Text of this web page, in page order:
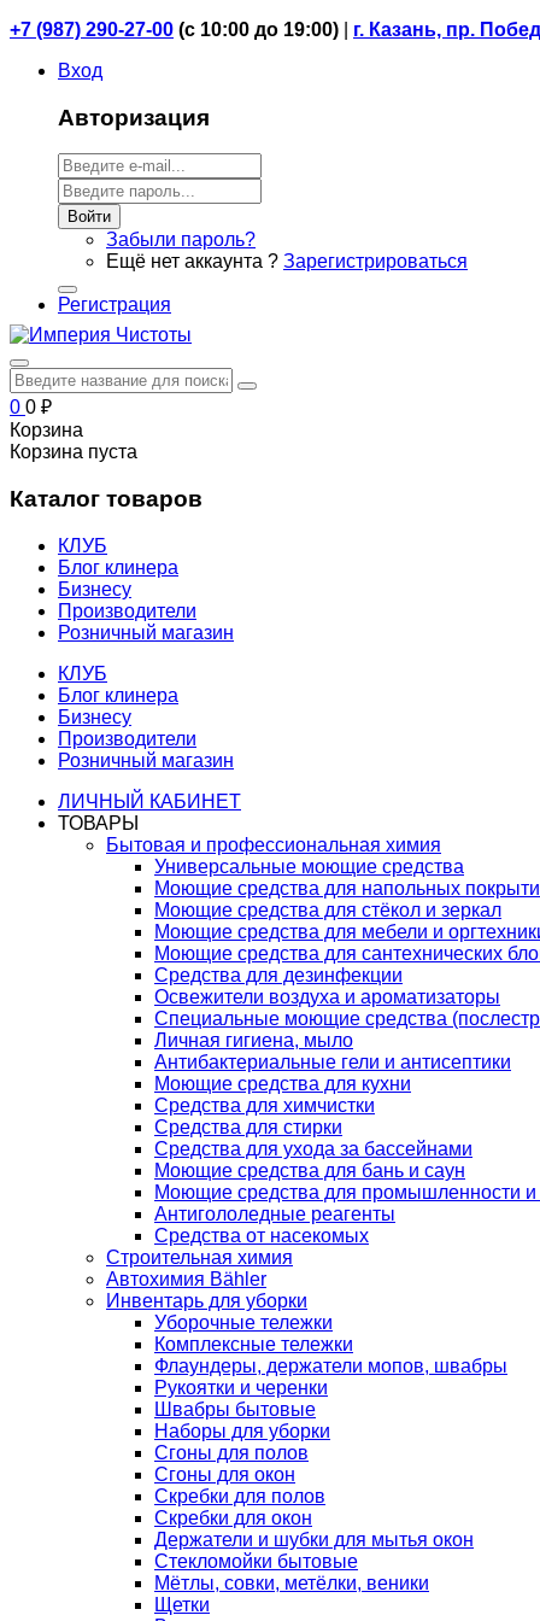
+7 (987) 290-27-00 (с 10:00 до 19:00)
г. Казань, пр.
Вход
Авторизация
Войти
Забыли пароль?
Ещё нет аккаунта ? Зарегистрироваться
Регистрация
0 0 ₽
Корзина
Корзина пуста
Каталог товаров
КЛУБ
Блог клинера
Бизнесу
Производители
Розничный магазин
КЛУБ
Блог клинера
Бизнесу
Производители
Розничный магазин
ЛИЧНЫЙ КАБИНЕТ
ТОВАРЫ
Бытовая и профессиональная химия
Универсальные моющие средства
Моющие средства для напольных
Моющие средства для стёкол и зеркал
Моющие средства для мебели и
Моющие средства для сантехнических
Средства для дезинфекции
Освежители воздуха и ароматизаторы
Специальные моющие средства
Личная гигиена, мыло
Антибактериальные гели и антисептики
Моющие средства для кухни
Средства для химчистки
Средства для стирки
Средства для ухода за бассейнами
Моющие средства для бань и саун
Моющие средства для промышленности и
Антигололедные реагенты
Средства от насекомых
Строительная химия
Автохимия Bähler
Инвентарь для уборки
Уборочные тележки
Комплексные тележки
Флаундеры, держатели мопов, швабры
Рукоятки и черенки
Швабры бытовые
Наборы для уборки
Сгоны для полов
Сгоны для окон
Скребки для полов
Скребки для окон
Держатели и шубки для мытья окон
Стекломойки бытовые
Мётлы, совки, метёлки, веники
Щетки